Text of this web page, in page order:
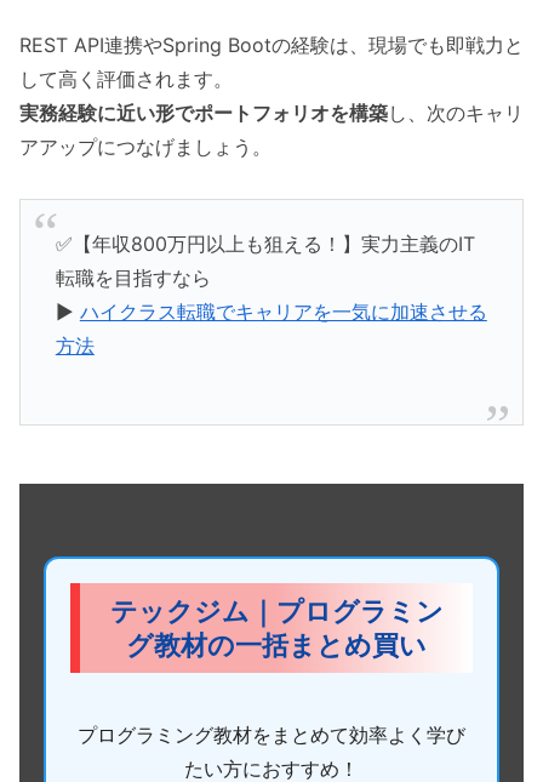
REST API連携やSpring Bootの経験は、現場でも即戦力と
して高く評価されます。
実務経験に近い形でポートフォリオを構築し、次のキャリ
アアップにつなげましょう。
✅【年収800万円以上も狙える！】実力主義のIT
転職を目指すなら
▶️ ハイクラス転職でキャリアを一気に加速させる
方法
テックジム｜プログラミン
グ教材の一括まとめ買い
プログラミング教材をまとめて効率よく学び
たい方におすすめ！